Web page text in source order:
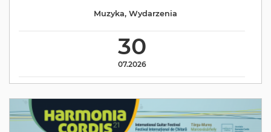
30
07.2026
Muzyka, Wydarzenia